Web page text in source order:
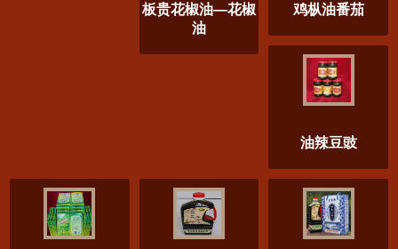
板贵花椒油—花椒
油
鸡枞油番茄
油辣豆豉